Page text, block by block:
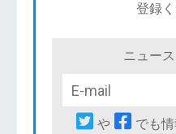
登録く
ニュー
や でも